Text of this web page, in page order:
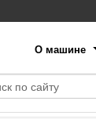
О машине